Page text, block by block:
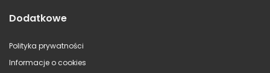
Dodatkowe
Polityka prywatności
Informacje o cookies